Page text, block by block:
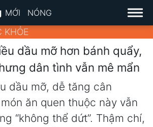
MỚI NÓNG
KHỎE
dầu mỡ hơn bánh quẩy,
dân tình vẫn mê mẩn
dầu mỡ, dễ tăng cân
ăn quen thuộc này vẫn
“không thể dứt”. Thậm chí,